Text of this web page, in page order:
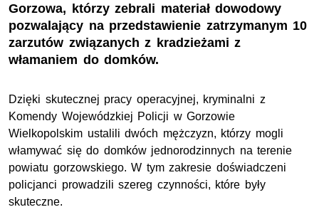
Gorzowa, którzy zebrali materiał dowodowy
pozwalający na przedstawienie zatrzymanym 10
zarzutów związanych z kradzieżami z
włamaniem do domków.
Dzięki skutecznej pracy operacyjnej, kryminalni z
Komendy Wojewódzkiej Policji w Gorzowie
Wielkopolskim ustalili dwóch mężczyzn, którzy mogli
włamywać się do domków jednorodzinnych na terenie
powiatu gorzowskiego. W tym zakresie doświadczeni
policjanci prowadzili szereg czynności, które były
skuteczne.